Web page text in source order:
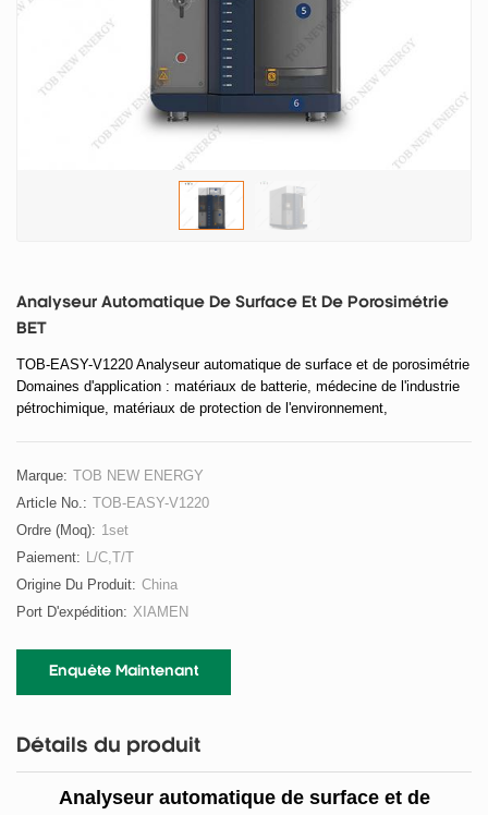
Analyseur Automatique De Surface Et De Porosimétrie
BET
TOB-EASY-V1220 Analyseur automatique de surface et de porosimétrie
Domaines d'application : matériaux de batterie, médecine de l'industrie
pétrochimique, matériaux de protection de l'environnement,
Marque: TOB NEW ENERGY
Article No.: TOB-EASY-V1220
Ordre (moq): 1set
Paiement: L/C,T/T
Origine Du Produit: China
Port D'expédition: XIAMEN
Enquête Maintenant
Détails du produit
Analyseur automatique de surface et de